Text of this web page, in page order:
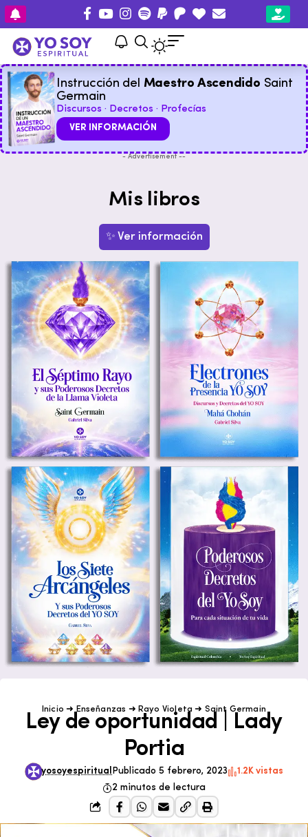
Instrucción del Maestro Ascendido Saint
Germain
Discursos · Decretos · Profecías
VER INFORMACIÓN
- Advertisement --
Mis libros
✨ Ver información
Inicio ➜ Enseñanzas ➜ Rayo Violeta ➜ Saint Germain
Ley de oportunidad | Lady
Portia
yosoyespiritual Publicado 5 febrero, 2023
1.2K vistas
2 minutos de lectura